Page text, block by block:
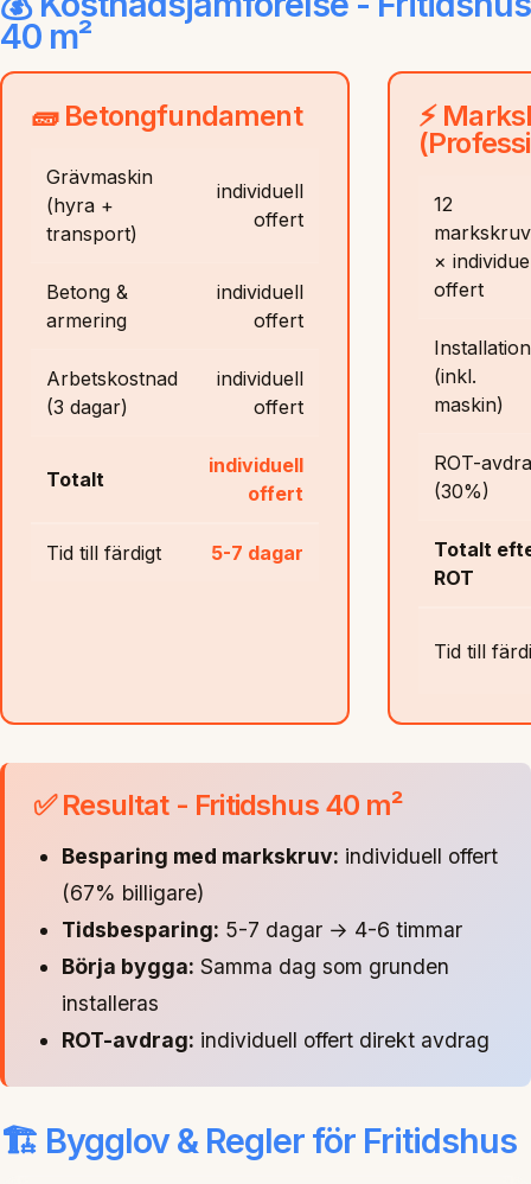
40 m²
🧱 Betongfundament
Grävmaskin
(hyra +
transport)
individuell
offert
Betong &
armering
individuell
offert
Arbetskostnad
(3 dagar)
individuell
offert
Totalt
individuell
offert
Tid till färdigt 5-7 dagar
⚡
12
×
offert
Installation
(inkl.
maskin)
ROT-
(30%)
Totalt
ROT
Tid till
✅ Resultat - Fritidshus 40 m²
Besparing med markskruv: individuell offert
(67% billigare)
Tidsbesparing: 5-7 dagar → 4-6 timmar
Börja bygga: Samma dag som grunden
installeras
ROT-avdrag: individuell offert direkt avdrag
🏗️ Bygglov & Regler för Fritidshus